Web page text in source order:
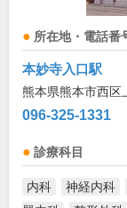
所在地・電話番
本妙寺入口駅
熊本県熊本市西区
096-325-1331
診療科目
内科 神経内科